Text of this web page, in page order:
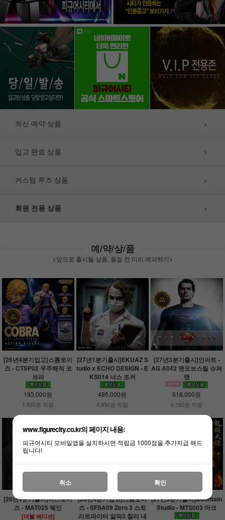
최신 예약 상품 >
입고 완료 상품 >
커스텀 루즈 상품 >
회원 전용 상품 >
예/약/상/품
<앞으로 출시될 상품, 품절 전 미리 예약하기>
[26년4분기입고]스톰토이
즈 - CTSP02 우주해적 코
브라
193,000원
1,930원 적립
[27년1분기출시]EKUAZ S
tudio x ECHO DESIGN - E
KS014 너스 조커
485,000원
4,850원 적립
[27년3분기출시]인아트 -
AG A042 맨오브스틸 슈퍼
맨
618,000원
6,180원 적립
[26년4분기출시]마스토이
즈 - MAT025 웨인
[더블 에디션]
[26년4분기입고]스톰토이
즈 - SFSA09 Zero 3 스트
리트파이터 알파3 찰리 내
[27년3분기출시]Mountain
Studio - MTS003 마크
www.figurecity.co.kr의 페이지 내용:
피규어시티 모바일앱을 설치하시면 적립금 1000점을 추가지급 해드
립니다!
취소 확인